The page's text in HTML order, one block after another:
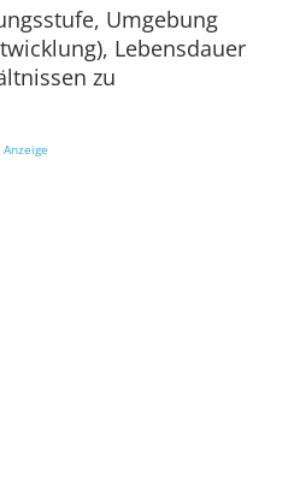
Umgebung
Lebensdauer
zu
Anzeige